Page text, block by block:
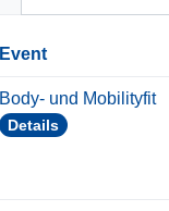
Event
Body- und Mobilityfit
Details